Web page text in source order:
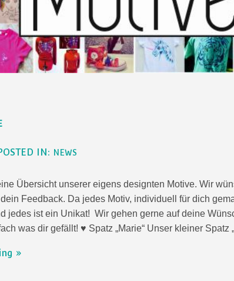
IN: NEWS
Übersicht unserer eigens designten Motive. Wir
Feedback. Da jedes Motiv, individuell für dich
jedes ist ein Unikat! Wir gehen gerne auf deine
was dir gefällt! ♥ Spatz „Marie“ Unser kleiner